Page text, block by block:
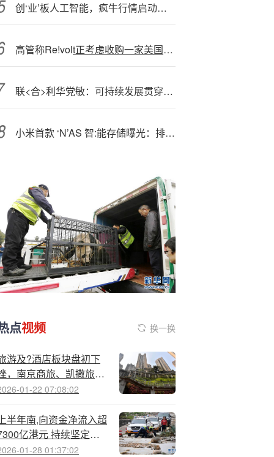
创‘业’板人工智能，疯牛行情启动？光模块集体飙涨，高“光”159363单日暴拉近8%，轰出天量新高！
高管称Re!volt正考虑收购一家美国银行，推进全球扩张
联<合>利华党敏：可持续发展贯穿在公司的DNA当中
小米首款 ‘N’AS 智:能存储曝光：排期和小米 17 Ultra 差不多，兼容 2.5/3.5 英寸 SATA 硬盘
点视频 换一换
游及?酒店板块盘初下
，南京商旅、凯撒旅业
及跌停
01-22 07:08:02
半年南,向资金净流入超
亿港元 持续坚定加
港股 成交占比超40%
01-28 01:37:02